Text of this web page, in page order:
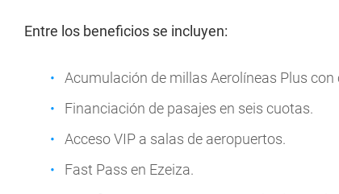
Entre los beneficios se incluyen:
Acumulación de millas Aerolíneas Plus
Financiación de pasajes en seis cuotas.
Acceso VIP a salas de aeropuertos.
Fast Pass en Ezeiza.